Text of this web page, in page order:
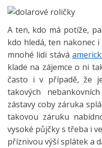
A ten, kdo má potíže,
kdo hledá, ten nakonec
mnohé lidi stává
klade na zájemce o ni
často i v případě, že
takových
zástavy coby záruka
takovou záruku
vysoké půjčky s třeba i
příznivou výší splátek a